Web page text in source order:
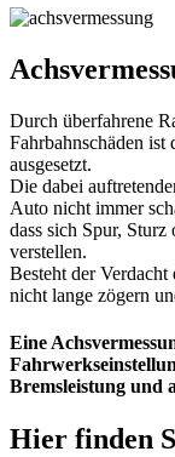
Durch überfahrene
Fahrbahnschäden ist
ausgesetzt.
Die dabei
Auto nicht immer
dass sich Spur,
verstellen.
Besteht der Verdacht
nicht lange zögern
Eine
Bremsleistung und
Hier finden